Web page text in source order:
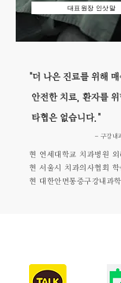
대표원장 인삿말
"더 나은 진료를 위해
안전한 치료, 환자를 위
타협은 없습니다."
- 구강내
현 연세대학교 치과병원 외
현 서울시 치과의사협회 학
현 대한안면통증구강내과